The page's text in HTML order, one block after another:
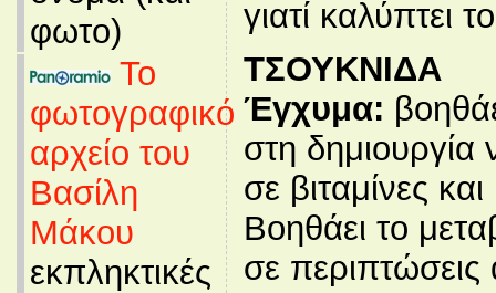
φωτο)
Το
φωτογραφικό
αρχείο του
Βασίλη
Μάκου
εκπληκτικές
γιατί καλύπτει
ΤΣΟΥΚΝΙΔΑ
Έγχυμα:
στη δημιουργία
σε βιταμίνες
Βοηθάει το
σε περιπτώσεις